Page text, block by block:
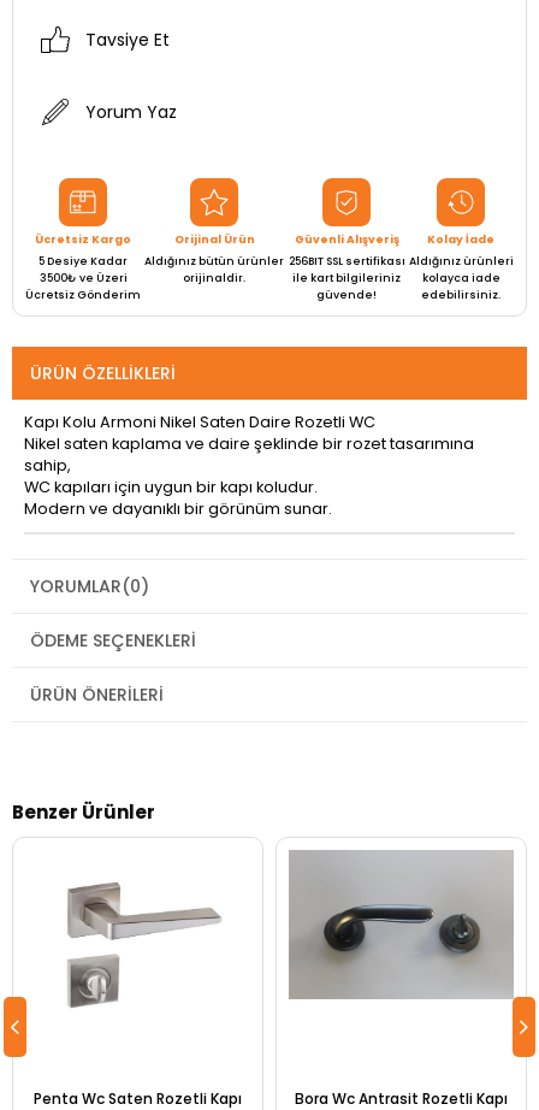
Tavsiye Et
Yorum Yaz
Ücretsiz Kargo
5 Desiye Kadar
3500₺ ve Üzeri
Ücretsiz Gönderim
Orijinal Ürün
Aldığınız bütün ürünler
orijinaldir.
Güvenli Alışveriş
256BIT SSL sertifikası
ile kart bilgileriniz
güvende!
Kolay İade
Aldığınız ürünleri
kolayca iade
edebilirsiniz.
ÜRÜN ÖZELLIKLERI
Kapı Kolu Armoni Nikel Saten Daire Rozetli WC
Nikel saten kaplama ve daire şeklinde bir rozet tasarımına
sahip,
WC kapıları için uygun bir kapı koludur.
Modern ve dayanıklı bir görünüm sunar.
YORUMLAR(0)
ÖDEME SEÇENEKLERI
ÜRÜN ÖNERILERI
Benzer Ürünler
Penta Wc Saten Rozetli Kapı
Bora Wc Antrasit Rozetli Kapı